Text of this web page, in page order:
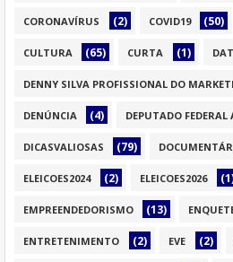
CORONAVÍRUS (2) COVID19 (50)
CULTURA (65) CURTA (1)
DENNY SILVA PROFISSIONAL DO
DENÚNCIA (4) DEPUTADO FEDERAL
DICASVALIOSAS (79)
ELEICOES2024 (2) ELEICOES2026
EMPREENDEDORISMO (13)
ENTRETENIMENTO (2) EVE (2)